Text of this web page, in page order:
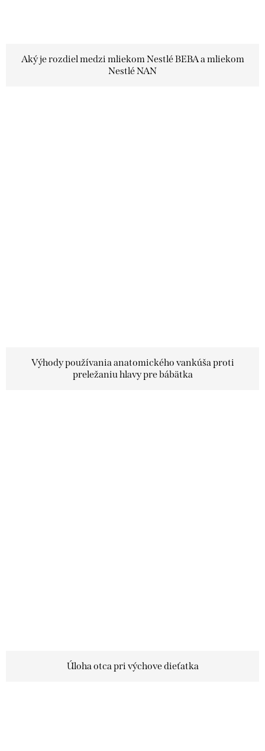
Aký je rozdiel medzi mliekom Nestlé BEBA a mliekom
Nestlé NAN
Výhody používania anatomického vankúša proti
preležaniu hlavy pre bábätka
Úloha otca pri výchove dieťatka